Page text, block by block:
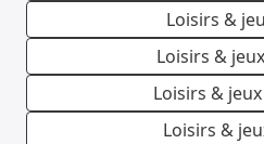
Loisirs &
Loisirs &
Loisirs &
Loisirs &